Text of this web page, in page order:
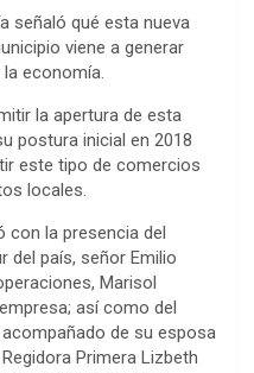
e
d
I
n
n
o
t
e
i
t
l
señaló qué esta nueva
viene a generar
economía.
la apertura de esta
postura inicial en 2018
este tipo de comercios
locales.
con la presencia del
del país, señor Emilio
Marisol
así como del
de su esposa
Primera Lizbeth